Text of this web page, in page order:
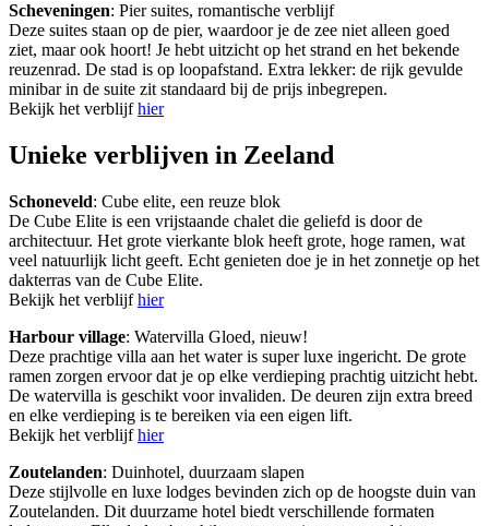
Scheveningen: Pier suites, romantische verblijf
Deze suites staan op de pier, waardoor je de zee niet alleen goed
ziet, maar ook hoort! Je hebt uitzicht op het strand en het bekende
reuzenrad. De stad is op loopafstand. Extra lekker: de rijk gevulde
minibar in de suite zit standaard bij de prijs inbegrepen.
Bekijk het verblijfhier
Unieke verblijven in Zeeland
Schoneveld: Cube elite, een reuze blok
De Cube Elite is een vrijstaande chalet die geliefd is door de
architectuur. Het grote vierkante blok heeft grote, hoge ramen, wat
veel natuurlijk licht geeft. Echt genieten doe je in het zonnetje op het
dakterras van de Cube Elite.
Bekijk het verblijfhier
Harbour village: Watervilla Gloed, nieuw!
Deze prachtige villa aan het water is super luxe ingericht. De grote
ramen zorgen ervoor dat je op elke verdieping prachtig uitzicht hebt.
De watervilla is geschikt voor invaliden. De deuren zijn extra breed
en elke verdieping is te bereiken via een eigen lift.
Bekijk het verblijfhier
Zoutelanden: Duinhotel, duurzaam slapen
Deze stijlvolle en luxe lodges bevinden zich op de hoogste duin van
Zoutelanden. Dit duurzame hotel biedt verschillende formaten